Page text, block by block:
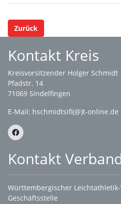
Zurück
Kontakt Kreis
Kreisvorsitzender Holger Schmidt
Pfadstr. 14
71069 Sindelfingen
E-Mail: hschmidtsifi(@)t-online.de
Kontakt
Württembergischer Leichtathletik-
Geschäftsstelle